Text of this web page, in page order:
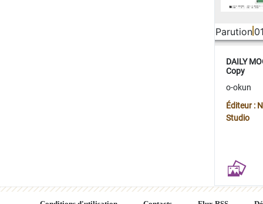
Parution
DAILY
Copy
o-okun
Éditeur :
Studio